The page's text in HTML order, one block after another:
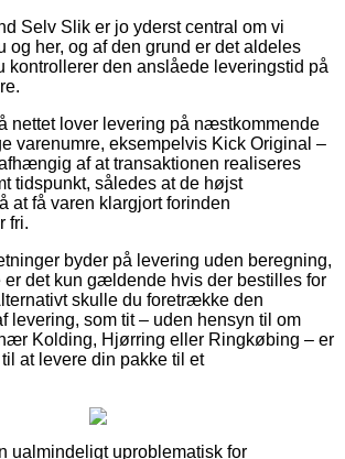
Selv Slik er jo yderst central om vi
og her, og af den grund er det aldeles
kontrollerer den anslåede leveringstid på
nettet lover levering på næstkommende
varenumre, eksempelvis Kick Original –
af at transaktionen realiseres
tidspunkt, således at de højst
at få varen klargjort forinden
fri.
byder på levering uden beregning,
er det kun gældende hvis der bestilles for
skulle du foretrække den
levering, som tit – uden hensyn til om
Kolding, Hjørring eller Ringkøbing – er
at levere din pakke til et
ualmindeligt uproblematisk for